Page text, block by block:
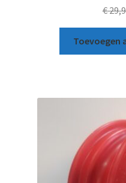
€
Toevoegen